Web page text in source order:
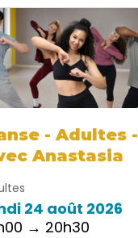
- Adultes -
Anastasia
24 août 2026
→ 20h30